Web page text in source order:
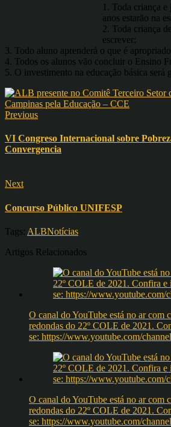
1. Toda criança
anos estarão na
2. Toda criança
escrever;
3. Todo aluno aprenderá o que é
4. Todos os alunos vão concluir o Ensino
5. O investimento na educação básica será
Previous
VI Congreso Internacional sobre
Convergencia
Next
Concurso Público UNIFESP
Tags: ALBNotícias
Artigos Relacionados
O canal do YouTube está no ar com
redondas do 22º COLE de 2021.
se: https://www.youtube.com/
O canal do YouTube está no ar com
redondas do 22º COLE de 2021.
se: https://www.youtube.com/